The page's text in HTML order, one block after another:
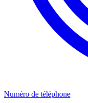
Numéro de téléphone